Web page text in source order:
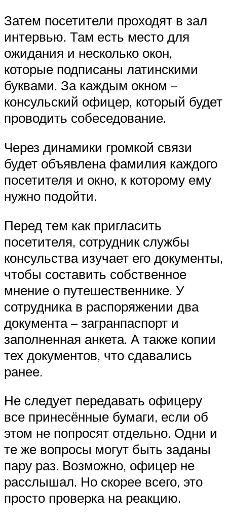
Затем посетители проходят в зал
интервью. Там есть место для
ожидания и несколько окон,
которые подписаны латинскими
буквами. За каждым окном –
консульский офицер, который будет
проводить собеседование.
Через динамики громкой связи
будет объявлена фамилия каждого
посетителя и окно, к которому ему
нужно подойти.
Перед тем как пригласить
посетителя, сотрудник службы
консульства изучает его документы,
чтобы составить собственное
мнение о путешественнике. У
сотрудника в распоряжении два
документа – загранпаспорт и
заполненная анкета. А также копии
тех документов, что сдавались
ранее.
Не следует передавать офицеру
все принесённые бумаги, если об
этом не попросят отдельно. Одни и
те же вопросы могут быть заданы
пару раз. Возможно, офицер не
расслышал. Но скорее всего, это
просто проверка на реакцию.